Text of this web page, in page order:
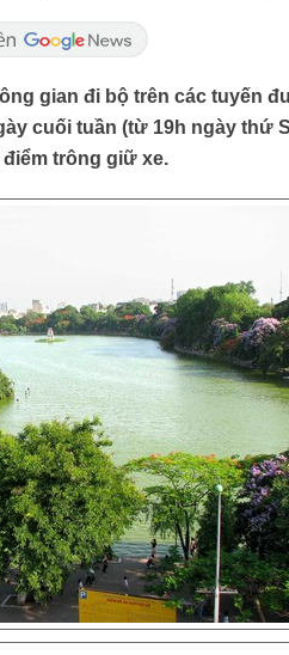
gian đi bộ trên các tuyến
cuối tuần (từ 19h ngày thứ
trông giữ xe.